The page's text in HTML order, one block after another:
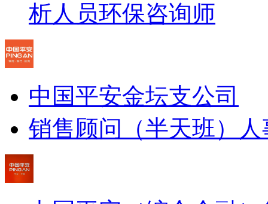
析人员环保咨询师
中国平安金坛支公司
销售顾问（半天班）